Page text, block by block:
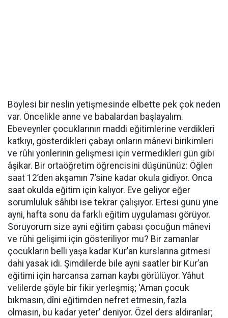
Böylesi bir neslin yetişmesinde elbette pek çok neden
var. Öncelikle anne ve babalardan başlayalım.
Ebeveynler çocuklarının maddi eğitimlerine verdikleri
katkıyı, gösterdikleri çabayı onların mânevi birikimleri
ve rûhi yönlerinin gelişmesi için vermedikleri gün gibi
âşikar. Bir ortaöğretim öğrencisini düşününüz: Öğlen
saat 12’den akşamın 7’sine kadar okula gidiyor. Onca
saat okulda eğitim için kalıyor. Eve geliyor eğer
sorumluluk sâhibi ise tekrar çalışıyor. Ertesi günü yine
ayni, hafta sonu da farklı eğitim uygulaması görüyor.
Soruyorum size ayni eğitim çabası çocuğun mânevi
ve rûhi gelişimi için gösteriliyor mu? Bir zamanlar
çocukların belli yaşa kadar Kur’an kurslarına gitmesi
dahi yasak idi. Şimdilerde bile ayni saatler bir Kur’an
eğitimi için harcansa zaman kaybı görülüyor. Yâhut
velilerde şöyle bir fikir yerleşmiş; ‘Aman çocuk
bıkmasın, dîni eğitimden nefret etmesin, fazla
olmasın, bu kadar yeter’ deniyor. Özel ders aldıranlar;